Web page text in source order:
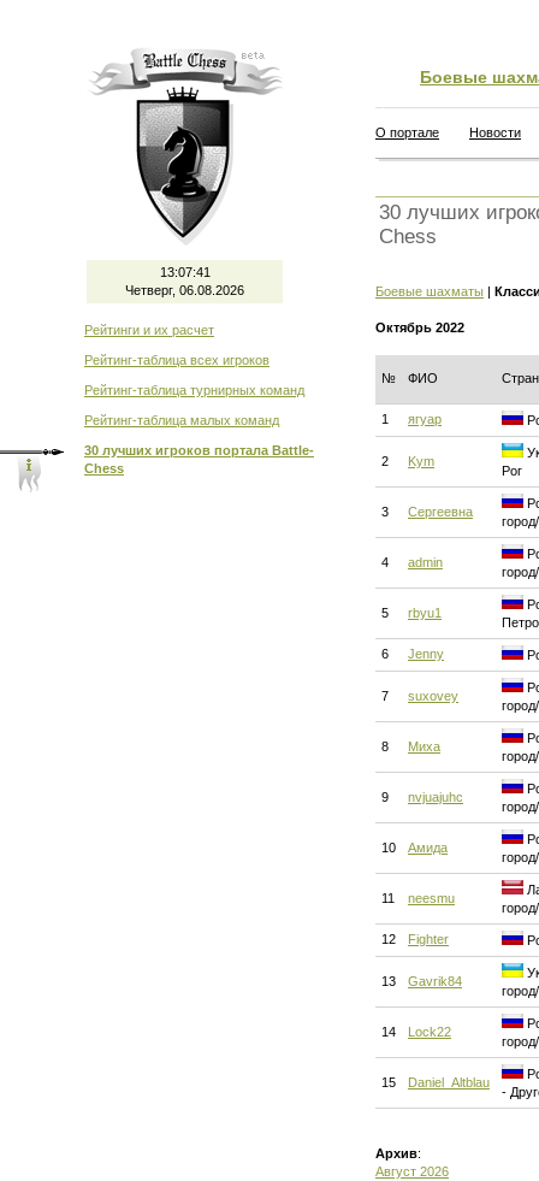
13:07:42
Четверг, 06.08.2026
Рейтинги и их расчет
Рейтинг-таблица всех игроков
Рейтинг-таблица турнирных команд
Рейтинг-таблица малых команд
30 лучших игроков портала Battle-
Chess
Боевые
О портале Новости
30 лучших
Chess
Боевые шахматы |
Октябрь 2022
№ ФИО
1 ягуар
2 Kym
Рог
3 Сергеевна
4 admin
5 rbyu1
6 Jenny
7 suxovey
8 Миха
9 nvjuajuhc
10 Амида
11 neesmu
12 Fighter
13 Gavrik84
14 Lock22
15 Daniel_Altblau
-
Архив:
Август 2026